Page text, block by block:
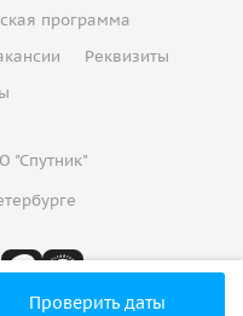
Проверить даты
программа
Реквизиты
"Спутник"